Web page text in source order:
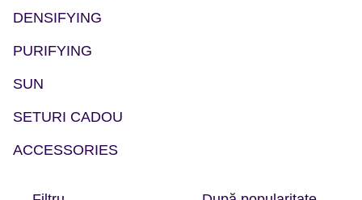
DENSIFYING
PURIFYING
SUN
SETURI CADOU
ACCESSORIES